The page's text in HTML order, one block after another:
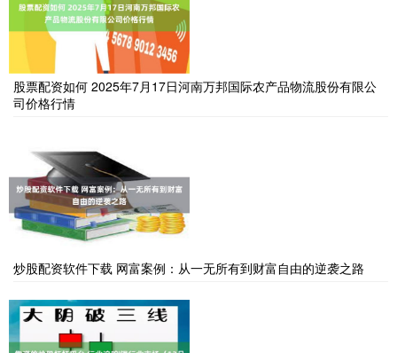
股票配资如何 2025年7月17日河南万邦国际农产品物流股份有限公
司价格行情
炒股配资软件下载 网富案例：从一无所有到财富自由的逆袭之路